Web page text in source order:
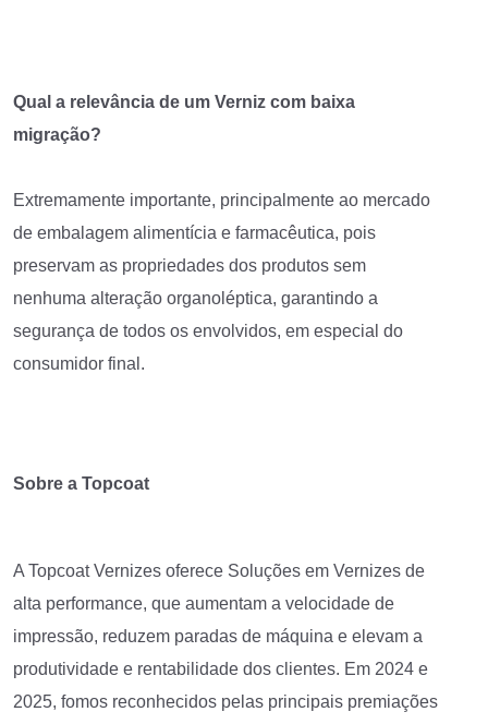
Qual a relevância de um Verniz com baixa
migração?
Extremamente importante, principalmente ao mercado
de embalagem alimentícia e farmacêutica, pois
preservam as propriedades dos produtos sem
nenhuma alteração organoléptica, garantindo a
segurança de todos os envolvidos, em especial do
consumidor final.
Sobre a Topcoat
A Topcoat Vernizes oferece Soluções em Vernizes de
alta performance, que aumentam a velocidade de
impressão, reduzem paradas de máquina e elevam a
produtividade e rentabilidade dos clientes. Em 2024 e
2025, fomos reconhecidos pelas principais premiações